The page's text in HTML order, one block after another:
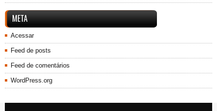
META
Acessar
Feed de posts
Feed de comentários
WordPress.org